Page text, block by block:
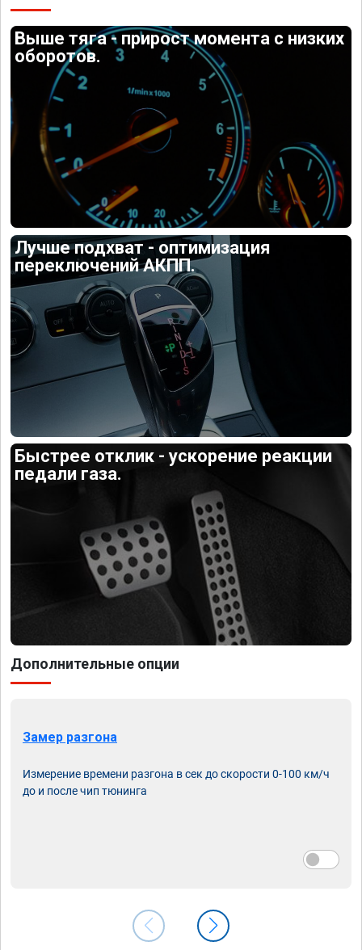
Выше тяга - прирост момента с низких
оборотов.
Лучше подхват - оптимизация
переключений АКПП.
Быстрее отклик - ускорение реакции
педали газа.
Дополнительные опции
Замер разгона
Измерение времени разгона в сек до скорости 0-100 км/ч
до и после чип тюнинга